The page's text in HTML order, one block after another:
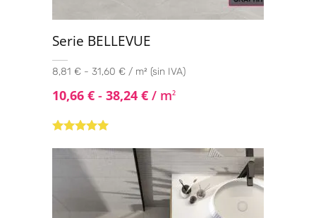
Serie BELLEVUE
8,81 € - 31,60 € / m² (sin IVA)
10,66 € - 38,24 € / m2
de 5